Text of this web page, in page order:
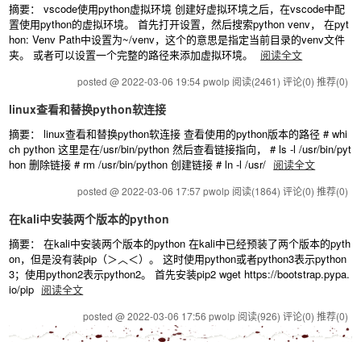
摘要： vscode使用python虚拟环境 创建好虚拟环境之后，在vscode中配
置使用python的虚拟环境。 首先打开设置，然后搜索python venv， 在pyt
hon: Venv Path中设置为~/venv，这个的意思是指定当前目录的venv文件
夹。 或者可以设置一个完整的路径来添加虚拟环境。
阅读全文
posted @ 2022-03-06 19:54 pwolp 阅读(2461) 评论(0) 推荐(0)
linux查看和替换python软连接
摘要： linux查看和替换python软连接 查看使用的python版本的路径 # whi
ch python 这里是在/usr/bin/python 然后查看链接指向， # ls -l /usr/bin/pyt
hon 删除链接 # rm /usr/bin/python 创建链接 # ln -l /usr/ 阅读全文
posted @ 2022-03-06 17:57 pwolp 阅读(1864) 评论(0) 推荐(0)
在kali中安装两个版本的python
摘要： 在kali中安装两个版本的python 在kali中已经预装了两个版本的pyth
on，但是没有装pip（＞︿＜）。 这时使用python或者python3表示python
3；使用python2表示python2。 首先安装pip2 wget https://bootstrap.pypa.
io/pip 阅读全文
posted @ 2022-03-06 17:56 pwolp 阅读(926) 评论(0) 推荐(0)